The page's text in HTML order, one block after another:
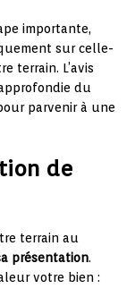
importante,
sur celle-
terrain. L’avis
du
parvenir à une
de
terrain au
présentation.
votre bien :